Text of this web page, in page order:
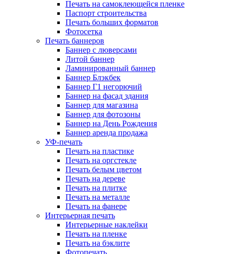
Печать на самоклеющейся пленке
Паспорт строительства
Печать больших форматов
Фотосетка
Печать баннеров
Баннер с люверсами
Литой баннер
Ламинированный баннер
Баннер Блэкбек
Баннер Г1 негорючий
Баннер на фасад здания
Баннер для магазина
Баннер для фотозоны
Баннер на День Рождения
Баннер аренда продажа
УФ-печать
Печать на пластике
Печать на оргстекле
Печать белым цветом
Печать на дереве
Печать на плитке
Печать на металле
Печать на фанере
Интерьерная печать
Интерьерные наклейки
Печать на пленке
Печать на бэклите
Фотопечать